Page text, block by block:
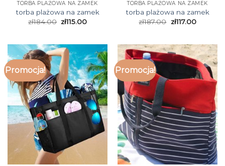
TORBA PLAŻOWA NA ZAMEK
torba plażowa na zamek
zł184.00 zł115.00
TORBA PLAŻOWA NA ZAMEK
torba plażowa na zamek
zł187.00 zł117.00
Promocja! Promocja!